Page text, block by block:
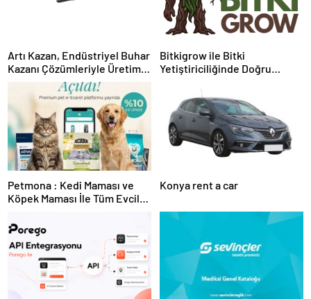
Artı Kazan, Endüstriyel Buhar
Kazanı Çözümleriyle Üretim
Tesislerine Verimli Sistemler
Sunuyor
Bitkigrow ile Bitki
Yetiştiriciliğinde Doğru
Petmona : Kedi Maması ve
Köpek Maması İle Tüm Evcil
Konya rent a car